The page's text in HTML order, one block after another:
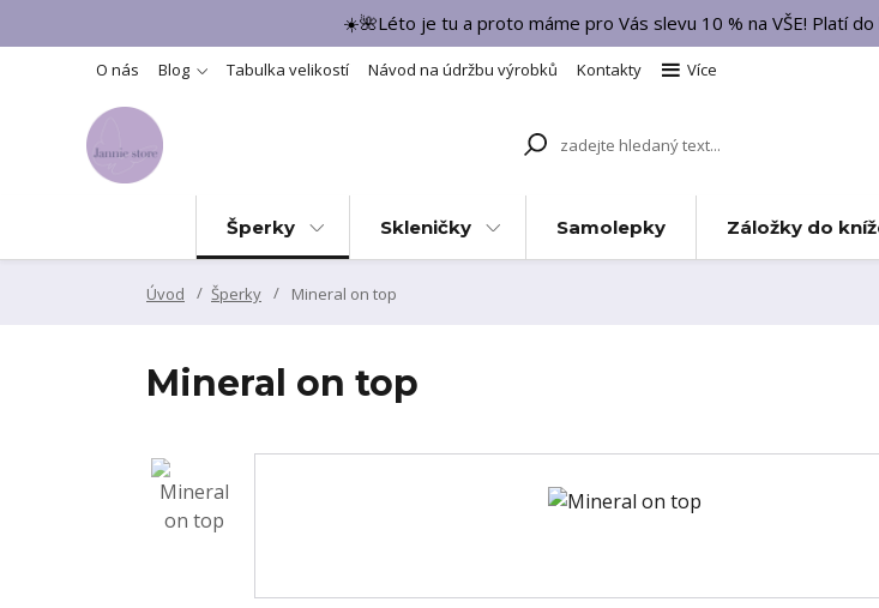
☀️🌺Léto je tu a proto máme pro Vás slevu 10 % na VŠE! Platí
O nás Blog Tabulka velikostí Návod na údržbu výrobků Kontakty Více
Šperky Skleničky Samolepky Záložky do
Úvod Šperky Mineral on top
Mineral on top